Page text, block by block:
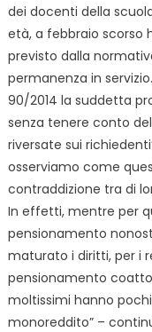
dei docenti della
età, a febbraio scorso
previsto dalla
permanenza in
90/2014 la suddetta
senza tenere conto
riversate sui
osserviamo come
contraddizione tra di
In effetti, mentre per
pensionamento
maturato i diritti, per i
pensionamento
moltissimi hanno
monoreddito” –